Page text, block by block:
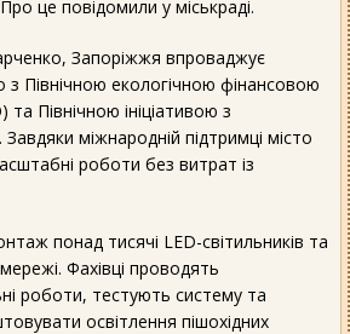
це повідомили у міськраді.
Запоріжжя впроваджує
з Північною екологічною фінансовою
Північною ініціативою з
міжнародній підтримці місто
роботи без витрат із
понад тисячі LED-світильників та
Фахівці проводять
роботи, тестують систему та
освітлення пішохідних